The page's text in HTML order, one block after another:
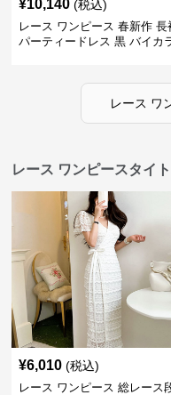
¥10,140 (税込)
レース ワンピース 春新作 長
パーティードレス 黒 バイカ
レース ワ
レース ワンピースタイ
¥6,010 (税込)
レース ワンピース 総レース